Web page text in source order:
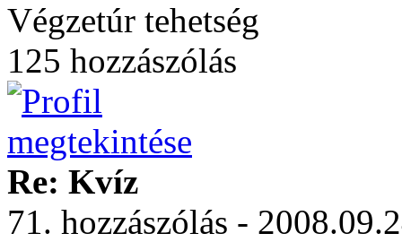
Végzetúr tehetség
125 hozzászólás
Re: Kvíz
71. hozzászólás -